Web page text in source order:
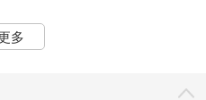
這樣一直喝著酒標上畫有四朵
況下是買一整瓶然後寄放在店
多